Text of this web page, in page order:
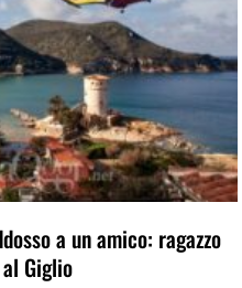
a un amico: ragazzo
Giglio